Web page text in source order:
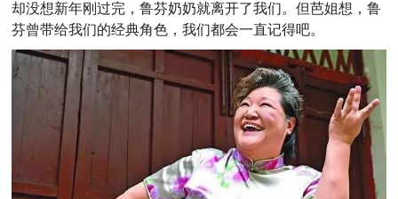
却没想新年刚过完，鲁芬奶奶就离开了我们。但芭姐想，鲁
芬曾带给我们的经典角色，我们都会一直记得吧。